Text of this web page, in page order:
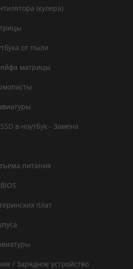
(кулера)
от пыли
матрицы
в ноутбук - Замена
питания
плат
/ Зарядное устройство